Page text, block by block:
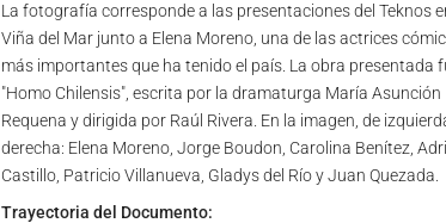
La fotografía corresponde a las presentaciones del Teknos
Viña del Mar junto a Elena Moreno, una de las actrices
más importantes que ha tenido el país. La obra presentada
"Homo Chilensis", escrita por la dramaturga María Asunción
Requena y dirigida por Raúl Rivera. En la imagen, de
derecha: Elena Moreno, Jorge Boudon, Carolina Benítez,
Castillo, Patricio Villanueva, Gladys del Río y Juan Quezada.
Trayectoria del Documento: